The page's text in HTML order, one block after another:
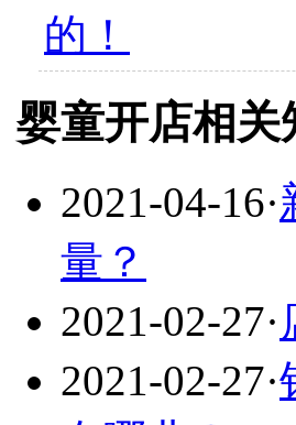
的！
婴童开店相关
2021-04-16·
量？
2021-02-27·
2021-02-27·